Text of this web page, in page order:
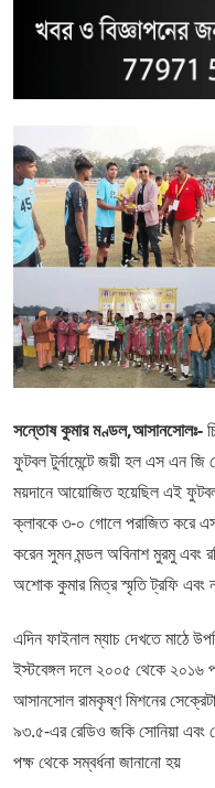
সন্তোষ কুমার মণ্ডল,আসানসোলঃ-
ফুটবল টুর্নামেন্টে জয়ী হল এস এন জি
ময়দানে আয়োজিত হয়েছিল এই ফুটবল
ক্লাবকে ৩-০ গোলে পরাজিত করে
করেন সুমন মন্ডল অবিনাশ মুরমু এবং
অশোক কুমার মিত্র স্মৃতি ট্রফি এবং
এদিন ফাইনাল ম্যাচ দেখতে মাঠে
ইস্টবেঙ্গল দলে ২০০৫ থেকে ২০১৬
আসানসোল রামকৃষ্ণ মিশনের
৯৩.৫-এর রেডিও জকি সোনিয়া
পক্ষ থেকে সম্বর্ধনা জানানো হয়